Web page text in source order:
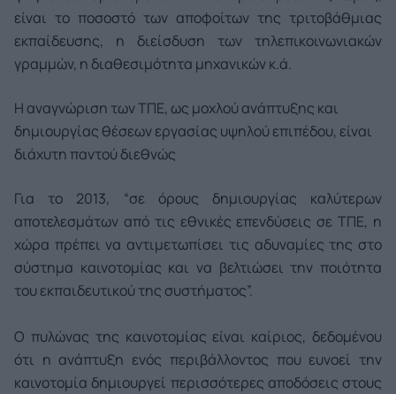
είναι το ποσοστό των αποφοίτων της τριτοβάθμιας
εκπαίδευσης, η διείσδυση των τηλεπικοινωνιακών
γραμμών, η διαθεσιμότητα μηχανικών κ.ά.
Η αναγνώριση των ΤΠΕ, ως μοχλού ανάπτυξης και
δημιουργίας θέσεων εργασίας υψηλού επιπέδου, είναι
διάχυτη παντού διεθνώς
Για το 2013, “σε όρους δημιουργίας καλύτερων
αποτελεσμάτων από τις εθνικές επενδύσεις σε ΤΠΕ, η
χώρα πρέπει να αντιμετωπίσει τις αδυναμίες της στο
σύστημα καινοτομίας και να βελτιώσει την ποιότητα
του εκπαιδευτικού της συστήματος”.
Ο πυλώνας της καινοτομίας είναι καίριος, δεδομένου
ότι η ανάπτυξη ενός περιβάλλοντος που ευνοεί την
καινοτομία δημιουργεί περισσότερες αποδόσεις στους